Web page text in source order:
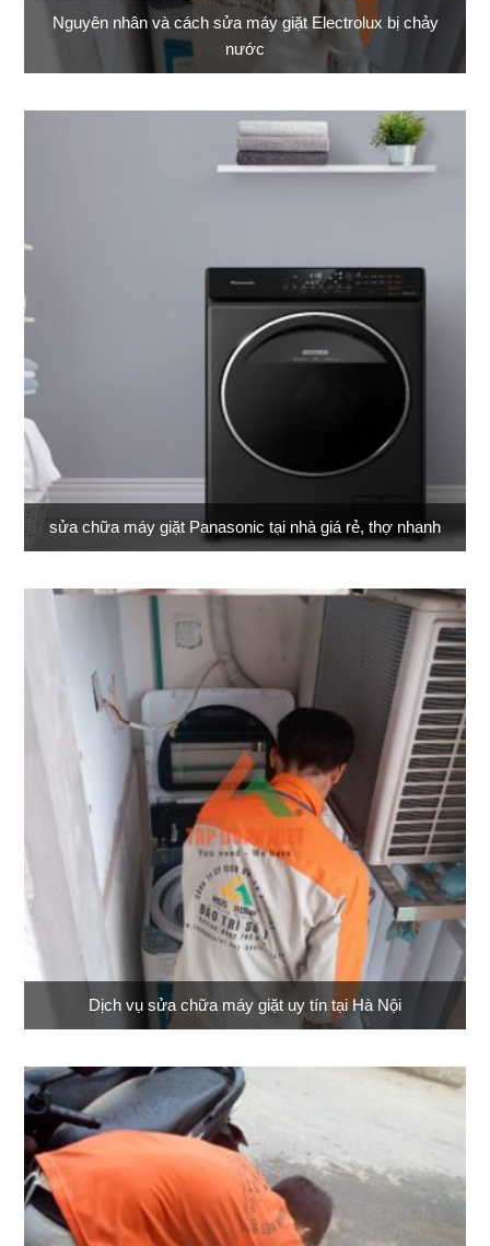
Nguyên nhân và cách sửa máy giặt Electrolux bị chảy
nước
sửa chữa máy giặt Panasonic tại nhà giá rẻ, thợ nhanh
Dịch vụ sửa chữa máy giặt uy tín tại Hà Nội